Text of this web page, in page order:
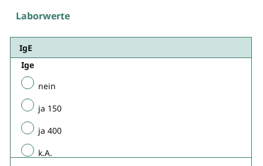
Laborwerte
IgE​
Ige
nein
ja 150
ja 400
k.A.